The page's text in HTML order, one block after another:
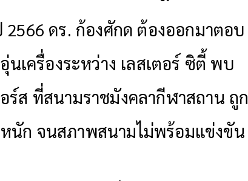
2566 ดร. ก้องศักด ต้องออกมาตอบ
นเครื่องระหว่าง เลสเตอร์ ซิตี้ พบ
ร์ส ที่สนามราชมังคลากีฬาสถาน ถูก
นัก จนสภาพสนามไม่พร้อมแข่งขัน